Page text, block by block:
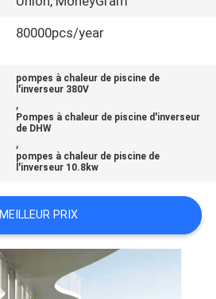
80000pcs/year
pompes à chaleur de piscine de
l'inverseur 380V
,
Pompes à chaleur de piscine d'inverseur
de DHW
,
pompes à chaleur de piscine de
l'inverseur 10.8kw
MEILLEUR PRIX